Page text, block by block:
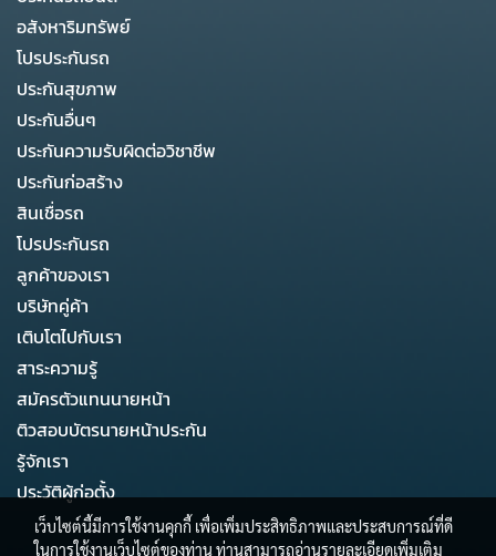
อสังหาริมทรัพย์
โปรประกันรถ
ประกันสุขภาพ
ประกันอื่นๆ
ประกันความรับผิดต่อวิชาชีพ
ประกันก่อสร้าง
สินเชื่อรถ
โปรประกันรถ
ลูกค้าของเรา
บริษัทคู่ค้า
เติบโตไปกับเรา
สาระความรู้
สมัครตัวแทนนายหน้า
ติวสอบบัตรนายหน้าประกัน
รู้จักเรา
ประวัติผู้ก่อตั้ง
เว็บไซต์นี้มีการใช้งานคุกกี้ เพื่อเพิ่มประสิทธิภาพและประสบการณ์ที่ดี
ในการใช้งานเว็บไซต์ของท่าน ท่านสามารถอ่านรายละเอียดเพิ่มเติม